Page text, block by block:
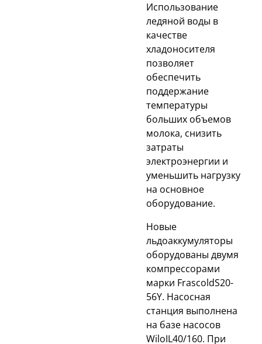
Использование
ледяной воды в
качестве
хладоносителя
позволяет
обеспечить
поддержание
температуры
больших объемов
молока, снизить
затраты
электроэнергии и
уменьшить нагрузку
на основное
оборудование.
Новые
льдоаккумуляторы
оборудованы двумя
компрессорами
марки FrascoldS20-
56Y. Насосная
станция выполнена
на базе насосов
WiloIL40/160. При